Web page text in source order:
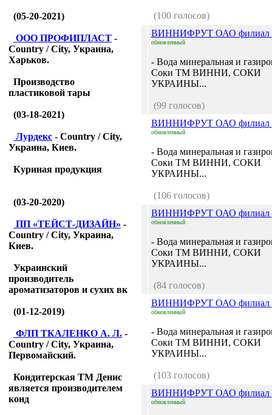
(05-20-2021)
ООО ПРОФИПЛАСТ -
Country / City, Украина,
Харьков.
Производство
пластиковой тары
(03-18-2021)
Лурдекс - Country / City,
Украина, Киев.
Куриная продукция
(03-20-2020)
ПП «ТЕЙСТ-ДИЗАЙН» -
Country / City, Украина,
Киев.
Украинский
производитель
ароматизаторов и сухих вк
(01-12-2019)
ФЛП ТКАЛЕНКО А. Л. -
Country / City, Украина,
Первомайский.
Кондитерская ТМ Денис
является производителем
конд
(100 голосов)
ВИННИФРУТ ОАО филиал
обновленный
- Вода минеральная и
Соки ТМ ВИННИ, СОКИ
УКРАИНЫ...
(99 голосов)
ВИННИФРУТ ОАО филиал
обновленный
- Вода минеральная и
Соки ТМ ВИННИ, СОКИ
УКРАИНЫ...
(106 голосов)
ВИННИФРУТ ОАО филиал
обновленный
- Вода минеральная и
Соки ТМ ВИННИ, СОКИ
УКРАИНЫ...
(84 голосов)
ВИННИФРУТ ОАО филиал
обновленный
- Вода минеральная и
Соки ТМ ВИННИ, СОКИ
УКРАИНЫ...
(103 голосов)
ВИННИФРУТ ОАО филиал
обновленный